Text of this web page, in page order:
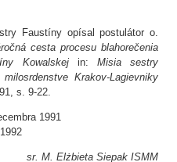
Faustíny opísal postulátor o.
cesta procesu blahorečenia
Kowalskej in: Misia sestry
Krakov-Lagievniky
s. 9-22.
1991
sr. M. Elżbieta Siepak ISMM